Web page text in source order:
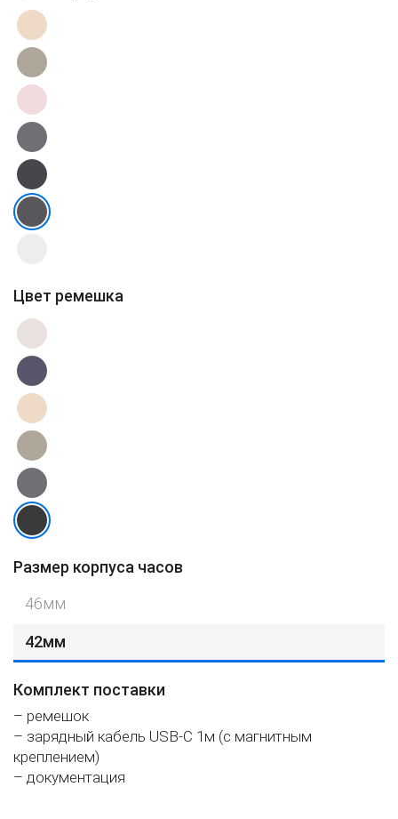
Цвет ремешка
Размер корпуса часов
46мм
42мм
Комплект поставки
– ремешок
– зарядный кабель USB-C 1м (с магнитным
креплением)
– документация